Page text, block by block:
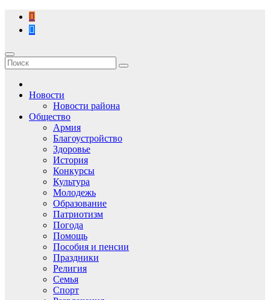
Перейти
содержимому
Новости
Новости района
Общество
Армия
Благоустройство
Здоровье
История
Конкурсы
Культура
Молодежь
Образование
Патриотизм
Погода
Помощь
Пособия и пенсии
Праздники
Религия
Семья
Спорт